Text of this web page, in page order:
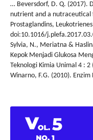
… Beversdorf, D. Q. (2017).
nutrient and a nutraceutical
Prostaglandins,
doi:10.1016/
Sylvia, N., Meriatna &
Kepok Menjadi Glukosa
Teknologi Kimia Unimal 4 :
Winarno, F.G. (2010).